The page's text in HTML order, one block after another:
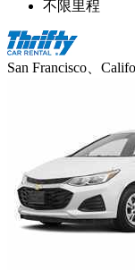
不限里程
San Francisco、